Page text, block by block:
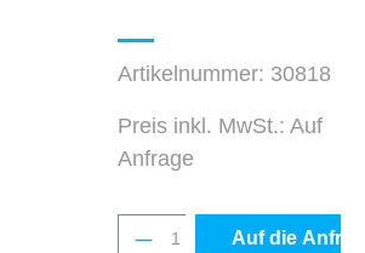
Artikelnummer: 30818
Preis inkl. MwSt.: Auf
Anfrage
Produkt Anzahl:
Auf die